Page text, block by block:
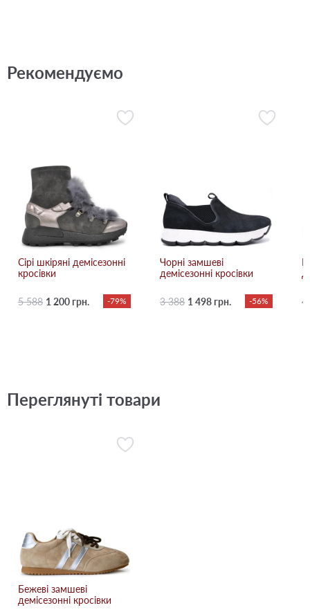
Рекомендуємо
Сірі шкіряні демісезонні
кросівки
5 588 1 200 грн. -79%
Чорні замшеві
демісезонні кросівки
3 388 1 498 грн. -56% 4
Переглянуті товари
Бежевi замшеві
демісезонні кросівки